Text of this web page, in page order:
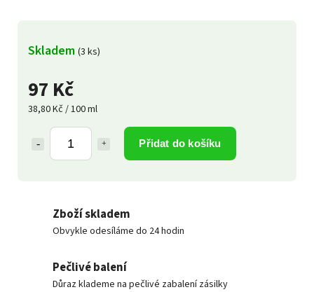
97 Kč
38,80 Kč / 100 ml
Přidat do košíku
Skladem (3 ks)
Zboží skladem
Obvykle odesíláme do 24 hodin
Pečlivé balení
Důraz klademe na pečlivé zabalení zásilky